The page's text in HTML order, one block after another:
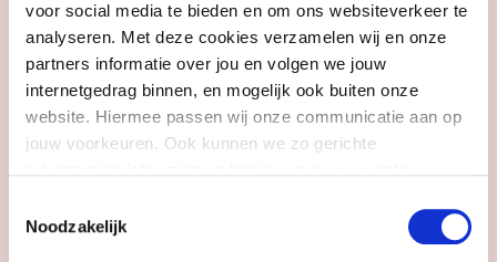
voor social media te bieden en om ons websiteverkeer te
analyseren. Met deze cookies verzamelen wij en onze
partners informatie over jou en volgen we jouw
internetgedrag binnen, en mogelijk ook buiten onze
website. Hiermee passen wij onze communicatie aan op
jouw voorkeuren. Ook kunnen we zo gerichte
statement. Je kunt je toestemming ook altijd
wijzigen of
Noodzakelijk
Links: Buurttuin, rechts: Theehuis vol verbinding